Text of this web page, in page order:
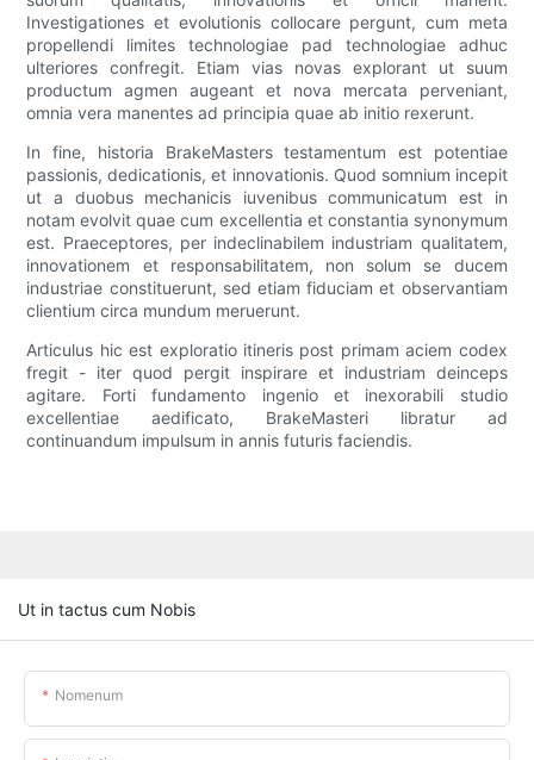
Investigationes et evolutionis collocare pergunt, cum meta
propellendi limites technologiae pad technologiae adhuc
ulteriores confregit. Etiam vias novas explorant ut suum
productum agmen augeant et nova mercata perveniant,
omnia vera manentes ad principia quae ab initio rexerunt.
In fine, historia BrakeMasters testamentum est potentiae
passionis, dedicationis, et innovationis. Quod somnium incepit
ut a duobus mechanicis iuvenibus communicatum est in
notam evolvit quae cum excellentia et constantia synonymum
est. Praeceptores, per indeclinabilem industriam qualitatem,
innovationem et responsabilitatem, non solum se ducem
industriae constituerunt, sed etiam fiduciam et observantiam
clientium circa mundum meruerunt.
Articulus hic est exploratio itineris post primam aciem codex
fregit - iter quod pergit inspirare et industriam deinceps
agitare. Forti fundamento ingenio et inexorabili studio
excellentiae aedificato, BrakeMasteri libratur ad
continuandum impulsum in annis futuris faciendis.
Ut in tactus cum Nobis
Nomenum